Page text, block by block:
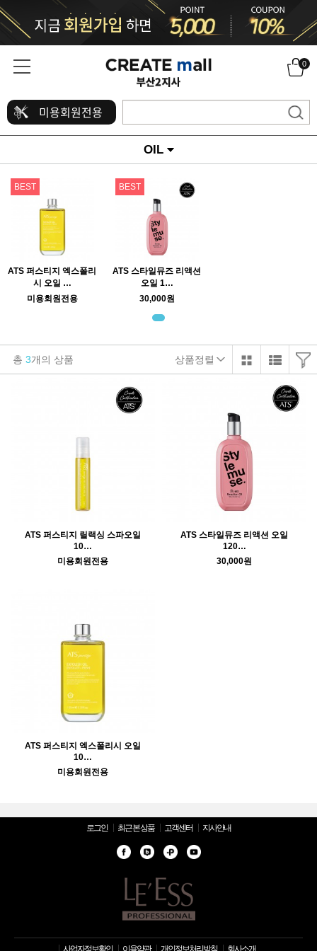
0
미용회원전용
OIL
BEST
ATS 퍼스티지 엑스폴리
시 오일 …
미용회원전용
BEST
ATS 스타일뮤즈 리액션
오일 1…
30,000원
총 3개의 상품 상품정렬
ATS 퍼스티지 릴랙싱 스파오일
10…
미용회원전용
ATS 스타일뮤즈 리액션 오일
120…
30,000원
ATS 퍼스티지 엑스폴리시 오일
10…
미용회원전용
로그인 최근 본 상품 고객센터 지사안내
사업자정보확인 이용약관 개인정보처리방침 회사소개